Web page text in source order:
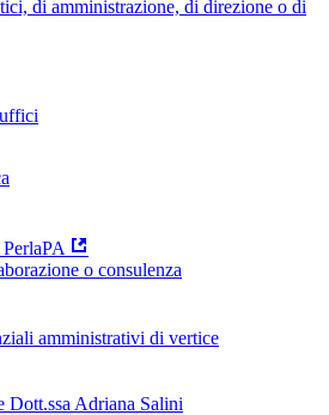
di amministrazione, di direzione o di
o consulenza
amministrativi di vertice
Dott.ssa Adriana Salini